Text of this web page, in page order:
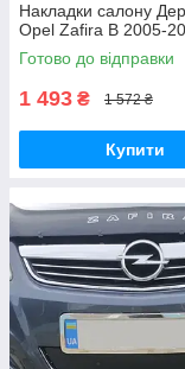
Накладки салону
Opel Zafira B 2005-
Готово до відправки
1 493 ₴ 1 572 ₴
Купити